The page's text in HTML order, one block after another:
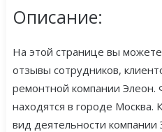
Описание:
На этой странице вы
отзывы сотрудников,
ремонтной компании Элеон.
находятся в городе Москва.
вид деятельности компании